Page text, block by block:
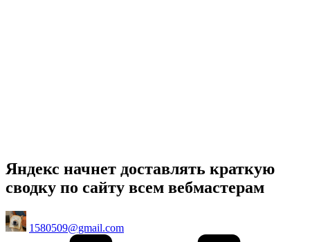
Яндекс начнет доставлять краткую
сводку по сайту всем вебмастерам
Posted
by
1580509@gmail.com